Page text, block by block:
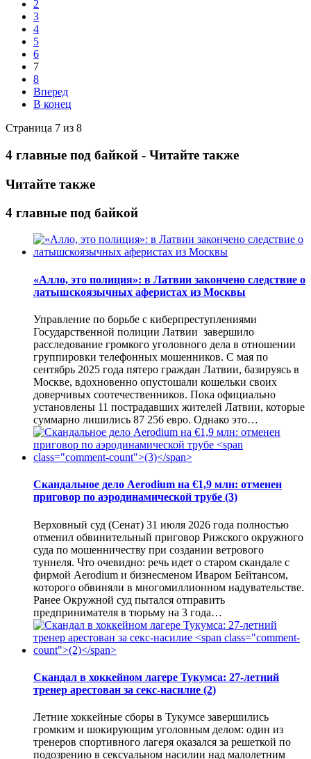
2
3
4
5
6
7
8
Вперед
В конец
Страница 7 из 8
4 главные под байкой - Читайте также
Читайте также
4 главные под байкой
«Алло, это полиция»: в Латвии закончено следствие о
латышскоязычных аферистах из Москвы
Управление по борьбе с киберпреступлениями
Государственной полиции Латвии завершило
расследование громкого уголовного дела в отношении
группировки телефонных мошенников. С мая по
сентябрь 2025 года пятеро граждан Латвии, базируясь в
Москве, вдохновенно опустошали кошельки своих
доверчивых соотечественников. Пока официально
установлены 11 пострадавших жителей Латвии, которые
суммарно лишились 87 256 евро. Однако это…
Скандальное дело Aerodium на €1,9 млн: отменен
приговор по аэродинамической трубе (3)
Верховный суд (Сенат) 31 июля 2026 года полностью
отменил обвинительный приговор Рижского окружного
суда по мошенничеству при создании ветрового
туннеля. Что очевидно: речь идет о старом скандале с
фирмой Aerodium и бизнесменом Иваром Бейтансом,
которого обвиняли в многомиллионном надувательстве.
Ранее Окружной суд пытался отправить
предпринимателя в тюрьму на 3 года…
Скандал в хоккейном лагере Тукумса: 27-летний
тренер арестован за секс-насилие (2)
Летние хоккейные сборы в Тукумсе завершились
громким и шокирующим уголовным делом: один из
тренеров спортивного лагеря оказался за решеткой по
подозрению в сексуальном насилии над малолетним